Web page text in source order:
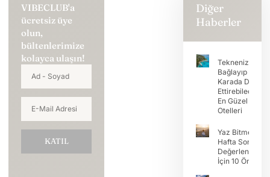
VIBECLUB'a
ücretsiz üye
olun,
bültenlerimize
kolayca ulaşın!
KATIL
Diğer
Haberler
Teknenizi
Bağlayıp Tatili
Karada Devam
En Güzel Koy
Otelleri
Yaz Bitmeden
Hafta Sonunu
İçin 10 Öneri